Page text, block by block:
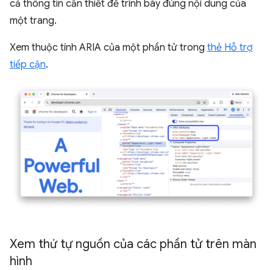
cả thông tin cần thiết để trình bày đúng nội dung của
một trang.
Xem thuộc tính ARIA của một phần tử trong thẻ Hỗ trợ
tiếp cận.
Xem thứ tự nguồn của các phần tử trên màn
hình